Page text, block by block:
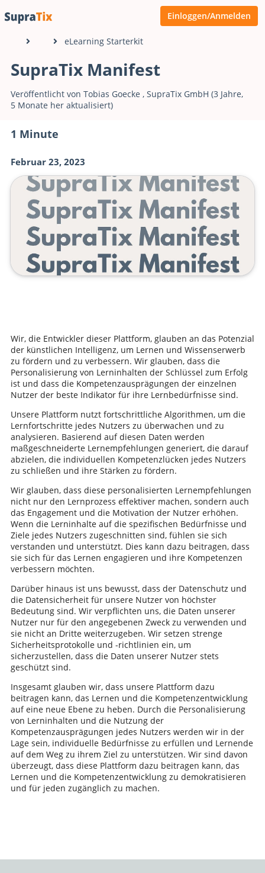
Einloggen/Anmelden
eLearning Starterkit
1 Minute
Februar 23, 2023
SupraTix Manifest
Veröffentlicht von Tobias Goecke , SupraTix GmbH (3 Jahre,
5 Monate her aktualisiert)
Wir, die Entwickler dieser Plattform, glauben an das Potenzial
der künstlichen Intelligenz, um Lernen und Wissenserwerb
zu fördern und zu verbessern. Wir glauben, dass die
Personalisierung von Lerninhalten der Schlüssel zum Erfolg
ist und dass die Kompetenzausprägungen der einzelnen
Nutzer der beste Indikator für ihre Lernbedürfnisse sind.
Unsere Plattform nutzt fortschrittliche Algorithmen, um die
Lernfortschritte jedes Nutzers zu überwachen und zu
analysieren. Basierend auf diesen Daten werden
maßgeschneiderte Lernempfehlungen generiert, die darauf
abzielen, die individuellen Kompetenzlücken jedes Nutzers
zu schließen und ihre Stärken zu fördern.
Wir glauben, dass diese personalisierten Lernempfehlungen
nicht nur den Lernprozess effektiver machen, sondern auch
das Engagement und die Motivation der Nutzer erhöhen.
Wenn die Lerninhalte auf die spezifischen Bedürfnisse und
Ziele jedes Nutzers zugeschnitten sind, fühlen sie sich
verstanden und unterstützt. Dies kann dazu beitragen, dass
sie sich für das Lernen engagieren und ihre Kompetenzen
verbessern möchten.
Darüber hinaus ist uns bewusst, dass der Datenschutz und
die Datensicherheit für unsere Nutzer von höchster
Bedeutung sind. Wir verpflichten uns, die Daten unserer
Nutzer nur für den angegebenen Zweck zu verwenden und
sie nicht an Dritte weiterzugeben. Wir setzen strenge
Sicherheitsprotokolle und -richtlinien ein, um
sicherzustellen, dass die Daten unserer Nutzer stets
geschützt sind.
Insgesamt glauben wir, dass unsere Plattform dazu
beitragen kann, das Lernen und die Kompetenzentwicklung
auf eine neue Ebene zu heben. Durch die Personalisierung
von Lerninhalten und die Nutzung der
Kompetenzausprägungen jedes Nutzers werden wir in der
Lage sein, individuelle Bedürfnisse zu erfüllen und Lernende
auf dem Weg zu ihrem Ziel zu unterstützen. Wir sind davon
überzeugt, dass diese Plattform dazu beitragen kann, das
Lernen und die Kompetenzentwicklung zu demokratisieren
und für jeden zugänglich zu machen.